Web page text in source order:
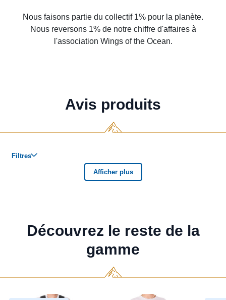
Nous faisons partie du collectif 1% pour la planète.
Nous reversons 1% de notre chiffre d'affaires à
l'association Wings of the Ocean.
Avis produits
Découvrez le reste de la
gamme